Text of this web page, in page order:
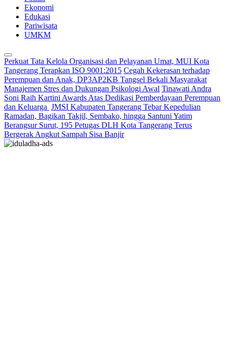
Ekonomi
Edukasi
Pariwisata
UMKM
Perkuat Tata Kelola Organisasi dan Pelayanan Umat, MUI Kota
Tangerang Terapkan ISO 9001:2015 Cegah Kekerasan terhadap
Perempuan dan Anak, DP3AP2KB Tangsel Bekali Masyarakat
Manajemen Stres dan Dukungan Psikologi Awal Tinawati Andra
Soni Raih Kartini Awards Atas Dedikasi Pemberdayaan Perempuan
dan Keluarga JMSI Kabupaten Tangerang Tebar Kepedulian
Ramadan, Bagikan Takjil, Sembako, hingga Santuni Yatim
Berangsur Surut, 195 Petugas DLH Kota Tangerang Terus
Bergerak Angkut Sampah Sisa Banjir